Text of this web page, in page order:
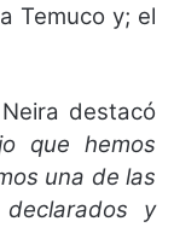
Temuco y; el
destacó
que hemos
una de las
y